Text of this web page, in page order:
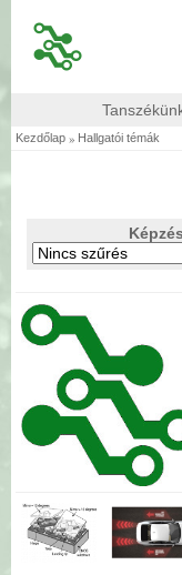
Kezdőlap » Hallgatói témák
Képzés